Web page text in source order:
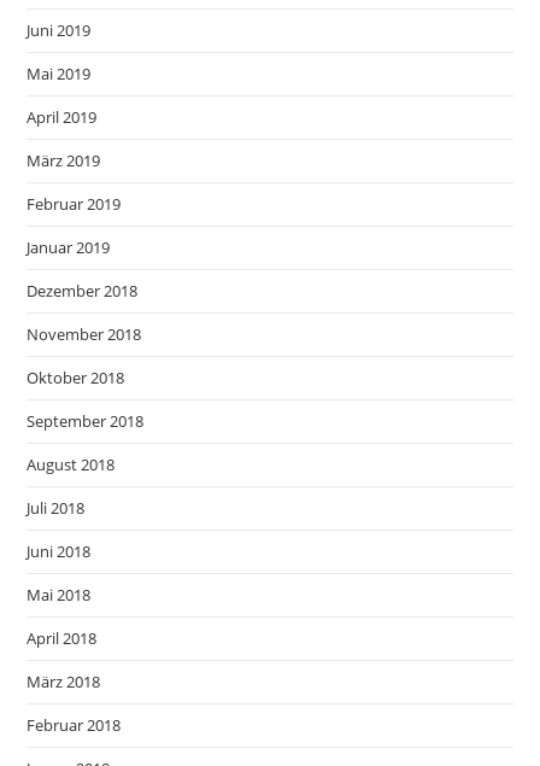
Juni 2019
Mai 2019
April 2019
März 2019
Februar 2019
Januar 2019
Dezember 2018
November 2018
Oktober 2018
September 2018
August 2018
Juli 2018
Juni 2018
Mai 2018
April 2018
März 2018
Februar 2018